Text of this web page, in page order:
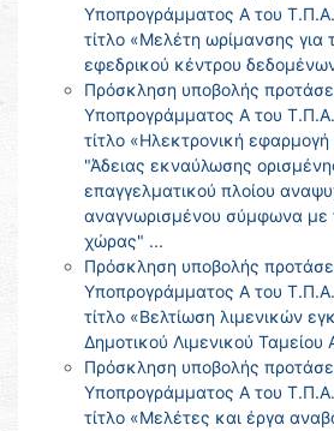
Υποπρογράμματος Α του
τίτλο «Μελέτη ωρίμανσης για
εφεδρικού κέντρου
Πρόσκληση υποβολής
Υποπρογράμματος Α του
τίτλο «Ηλεκτρονική
"Άδειας εκναύλωσης
επαγγελματικού πλοίου
αναγνωρισμένου σύμφωνα με
χώρας" ...
Πρόσκληση υποβολής
Υποπρογράμματος Α του
τίτλο «Βελτίωση λιμενικών
Δημοτικού Λιμενικού Ταμείου
Πρόσκληση υποβολής
Υποπρογράμματος Α του
τίτλο «Μελέτες και έργα